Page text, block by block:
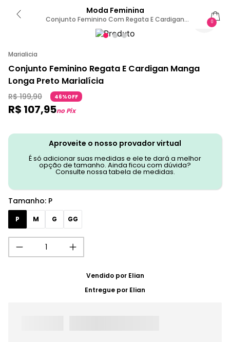
Moda Feminina
Conjunto Feminino Com Regata E Cardigan
Marialícia Preto P
0
Marialicia
Conjunto Feminino Regata E Cardigan Manga
Longa Preto Marialícia
R$ 199,90 46%OFF
R$ 107,95no Pix
Aproveite o nosso provador virtual
É só adicionar suas medidas e ele te dará a melhor
opção de tamanho. Ainda ficou com dúvida?
Consulte nossa tabela de medidas.
Tamanho: P
P M G GG
Vendido por Elian
Entregue por Elian